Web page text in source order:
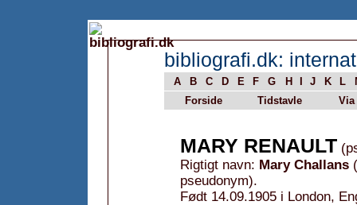
bibliografi.dk:
A B C D E F G H J K L
Forside
Tidstavle Via
MARY RENAULT
Rigtigt navn: Mary Challans
pseudonym).
Født 14.09.1905 i London,